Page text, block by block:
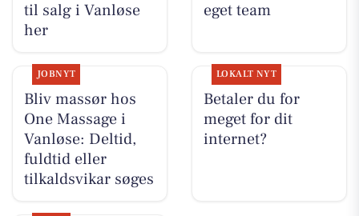
til salg i Vanløse
her
eget team
JOBNYT
Bliv massør hos
One Massage i
Vanløse: Deltid,
fuldtid eller
tilkaldsvikar søges
LOKALT NYT
Betaler du for
meget for dit
internet?